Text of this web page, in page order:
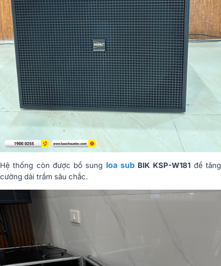
Hệ thống còn được bổ sung loa subBIK KSP-W181 để tăng
cường dải trầm sâu chắc.